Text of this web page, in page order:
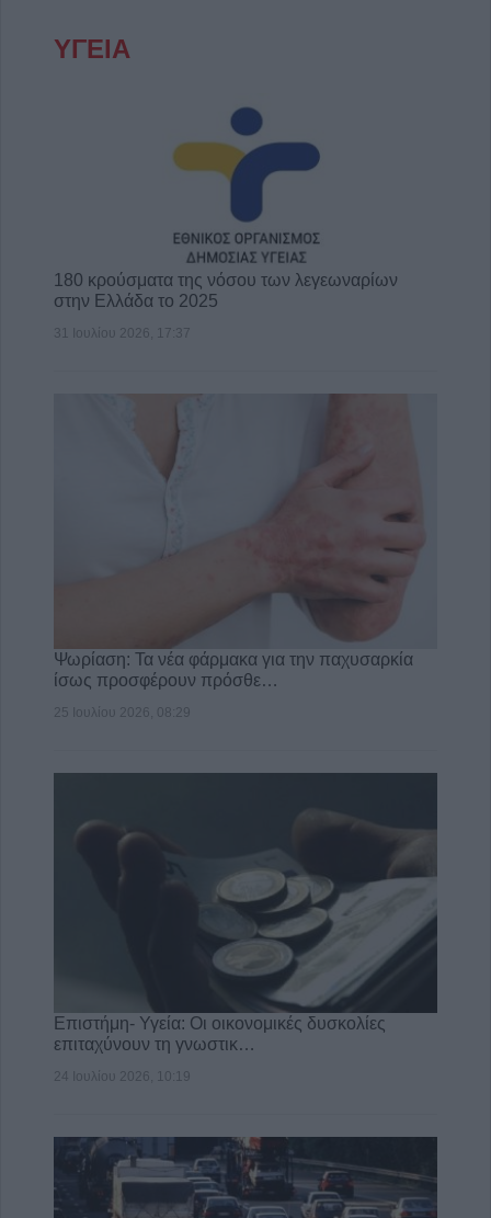
ΥΓΕΙΑ
180 κρούσματα της νόσου των λεγεωναρίων
στην Ελλάδα το 2025
31 Ιουλίου 2026, 17:37
Ψωρίαση: Τα νέα φάρμακα για την παχυσαρκία
ίσως προσφέρουν πρόσθε…
25 Ιουλίου 2026, 08:29
Επιστήμη- Υγεία: Οι οικονομικές δυσκολίες
επιταχύνουν τη γνωστικ…
24 Ιουλίου 2026, 10:19